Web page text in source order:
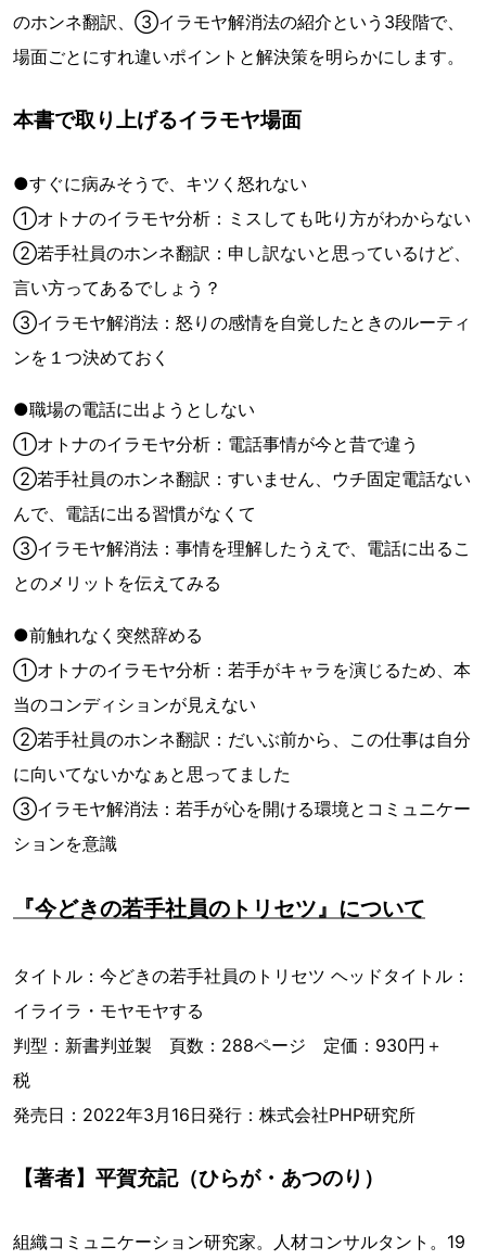
のホンネ翻訳、③イラモヤ解消法の紹介という3段階で、
場面ごとにすれ違いポイントと解決策を明らかにします。
本書で取り上げるイラモヤ場面
●すぐに病みそうで、キツく怒れない
①オトナのイラモヤ分析：ミスしても𠮟り方がわからない
②若手社員のホンネ翻訳：申し訳ないと思っているけど、
言い方ってあるでしょう？
③イラモヤ解消法：怒りの感情を自覚したときのルーティ
ンを１つ決めておく
●職場の電話に出ようとしない
①オトナのイラモヤ分析：電話事情が今と昔で違う
②若手社員のホンネ翻訳：すいません、ウチ固定電話ない
んで、電話に出る習慣がなくて
③イラモヤ解消法：事情を理解したうえで、電話に出るこ
とのメリットを伝えてみる
●前触れなく突然辞める
①オトナのイラモヤ分析：若手がキャラを演じるため、本
当のコンディションが見えない
②若手社員のホンネ翻訳：だいぶ前から、この仕事は自分
に向いてないかなぁと思ってました
③イラモヤ解消法：若手が心を開ける環境とコミュニケー
ションを意識
『今どきの若手社員のトリセツ』について
タイトル：今どきの若手社員のトリセツ ヘッドタイトル：
イライラ・モヤモヤする
判型：新書判並製 頁数：288ページ 定価：930円＋
税
発売日：2022年3月16日発行：株式会社PHP研究所
【著者】平賀充記（ひらが・あつのり）
組織コミュニケーション研究家。人材コンサルタント。19